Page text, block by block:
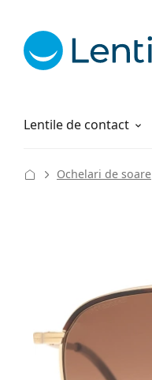
Lentile de contact
Soluții
Cum comandați
Ochelari de soare